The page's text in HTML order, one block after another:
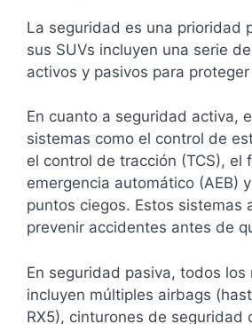
La seguridad es una prioridad
sus SUVs incluyen una serie
activos y pasivos para
En cuanto a seguridad activa,
sistemas como el control de
el control de tracción (TCS), el
emergencia automático (AEB)
puntos ciegos. Estos sistemas
prevenir accidentes antes de
En seguridad pasiva, todos los
incluyen múltiples airbags
RX5), cinturones de seguridad